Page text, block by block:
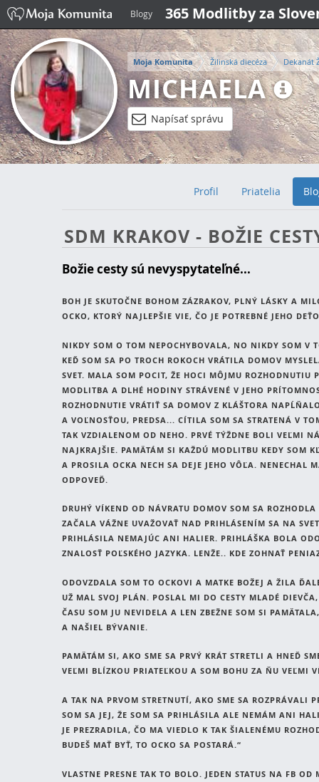
Blogy 365 Modlitby za
Moja Komunita Žilinská diecéza Dekanát
MICHAELA
Napísať správu
Profil Priatelia
SDM KRAKOV - BOŽIE
Božie cesty sú nevyspytateľné...
BOH JE SKUTOČNE BOHOM ZÁZRAKOV, PLNÝ LÁSKY A
OCKO, KTORÝ NAJLEPŠIE VIE, ČO JE POTREBNÉ JEHO
NIKDY SOM O TOM NEPOCHYBOVALA, NO NIKDY SOM V
KEĎ SOM SA PO TROCH ROKOCH VRÁTILA DOMOV
SVET. MALA SOM POCIT, ŽE HOCI MÔJMU ROZHODNUTIU
MODLITBA A DLHÉ HODINY STRÁVENÉ V JEHO
ROZHODNUTIE VRÁTIŤ SA DOMOV Z KLÁŠTORA
A VOĽNOSŤOU, PREDSA... CÍTILA SOM SA STRATENÁ V
TAK VZDIALENOM OD NEHO. PRVÉ TÝŽDNE BOLI VEĽMI
NAJKRAJŠIE. PAMÄTÁM SI KAŽDÚ MODLITBU KEDY SOM
A PROSILA OCKA NECH SA DEJE JEHO VÔĽA. NENECHAL
ODPOVEĎ.
DRUHÝ VÍKEND OD NÁVRATU DOMOV SOM SA
ZAČALA VÁŽNE UVAŽOVAŤ NAD PRIHLÁSENÍM SA NA
PRIHLÁSILA NEMAJÚC ANI HALIER. PRIHLÁŠKA BOLA
ZNALOSŤ POĽSKÉHO JAZYKA. LENŽE.. KDE ZOHNAŤ
ODOVZDALA SOM TO OCKOVI A MATKE BOŽEJ A ŽILA
UŽ MAL SVOJ PLÁN. POSLAL MI DO CESTY MLADÉ
ČASU SOM JU NEVIDELA A LEN ZBEŽNE SOM SI
A NAŠIEL BÝVANIE.
PAMÄTÁM SI, AKO SME SA PRVÝ KRÁT STRETLI A HNEĎ
VEĽMI BLÍZKOU PRIATEĽKOU A SOM BOHU ZA ŇU VEĽMI
A TAK NA PRVOM STRETNUTÍ, AKO SME SA ROZPRÁVALI
SOM SA JEJ, ŽE SOM SA PRIHLÁSILA ALE NEMÁM ANI
JE PREZRADILA, ČO MA VIEDLO K TAK ŠIALENÉMU
BUDEŠ MAŤ BYŤ, TO OCKO SA POSTARÁ.“
VLASTNE PRESNE TAK TO BOLO. JEDEN STATUS NA FB